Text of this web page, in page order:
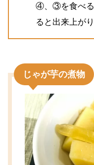
④、③を食べ
ると出来上がり
じゃが芋の煮物